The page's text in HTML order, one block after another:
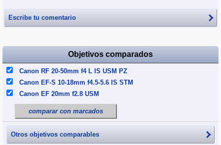
Escribe tu comentario
Objetivos comparados
Canon RF 20-50mm f4 L IS USM PZ
Canon EF-S 10-18mm f4.5-5.6 IS STM
Canon EF 20mm f2.8 USM
comparar con marcados
Otros objetivos comparables